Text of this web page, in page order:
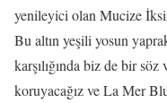
yenileyici olan Mucize
Bu altın yeşili yosun
karşılığında biz de bir
koruyacağız ve La Mer